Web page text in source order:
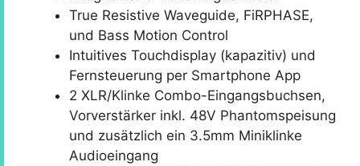
True Resistive Waveguide, FiRPHASE,
und Bass Motion Control
Intuitives Touchdisplay (kapazitiv) und
Fernsteuerung per Smartphone App
2 XLR/Klinke Combo-Eingangsbuchsen,
Vorverstärker inkl. 48V Phantomspeisung
und zusätzlich ein 3.5mm Miniklinke
Audioeingang